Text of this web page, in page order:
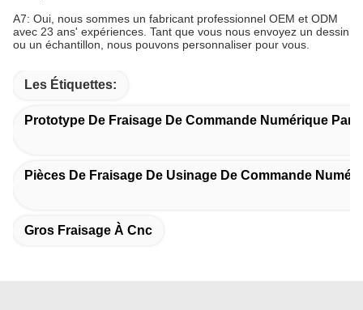
A7: Oui, nous sommes un fabricant professionnel OEM et ODM
avec 23 ans' expériences. Tant que vous nous envoyez un dessin
ou un échantillon, nous pouvons personnaliser pour vous.
Les Étiquettes:
Prototype De Fraisage De Commande Numérique Par
Pièces De Fraisage De Usinage De Commande
Gros Fraisage À Cnc